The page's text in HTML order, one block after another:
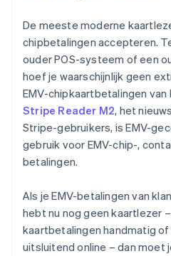
De meeste moderne
chipbetalingen accepteren.
ouder POS-systeem of een
hoef je waarschijnlijk geen
EMV-chipkaartbetalingen
Stripe Reader M2, het
Stripe-gebruikers, is EMV-
gebruik voor EMV-chip-,
betalingen.
Als je EMV-betalingen van
hebt nu nog geen kaartlezer
kaartbetalingen handmatig
uitsluitend online – dan